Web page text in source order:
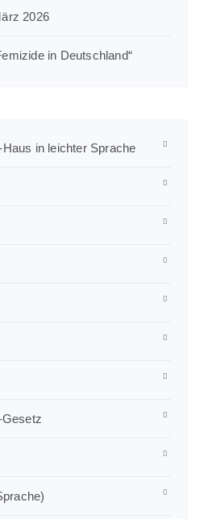
2026
in Deutschland“
in leichter Sprache